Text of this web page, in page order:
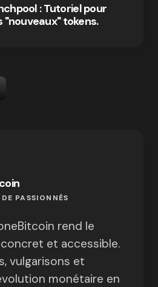
: Tutoriel pour
"nouveaux" tokens.
PASSIONNÉS
rend le
et accessible.
vulgarisons et
monétaire en